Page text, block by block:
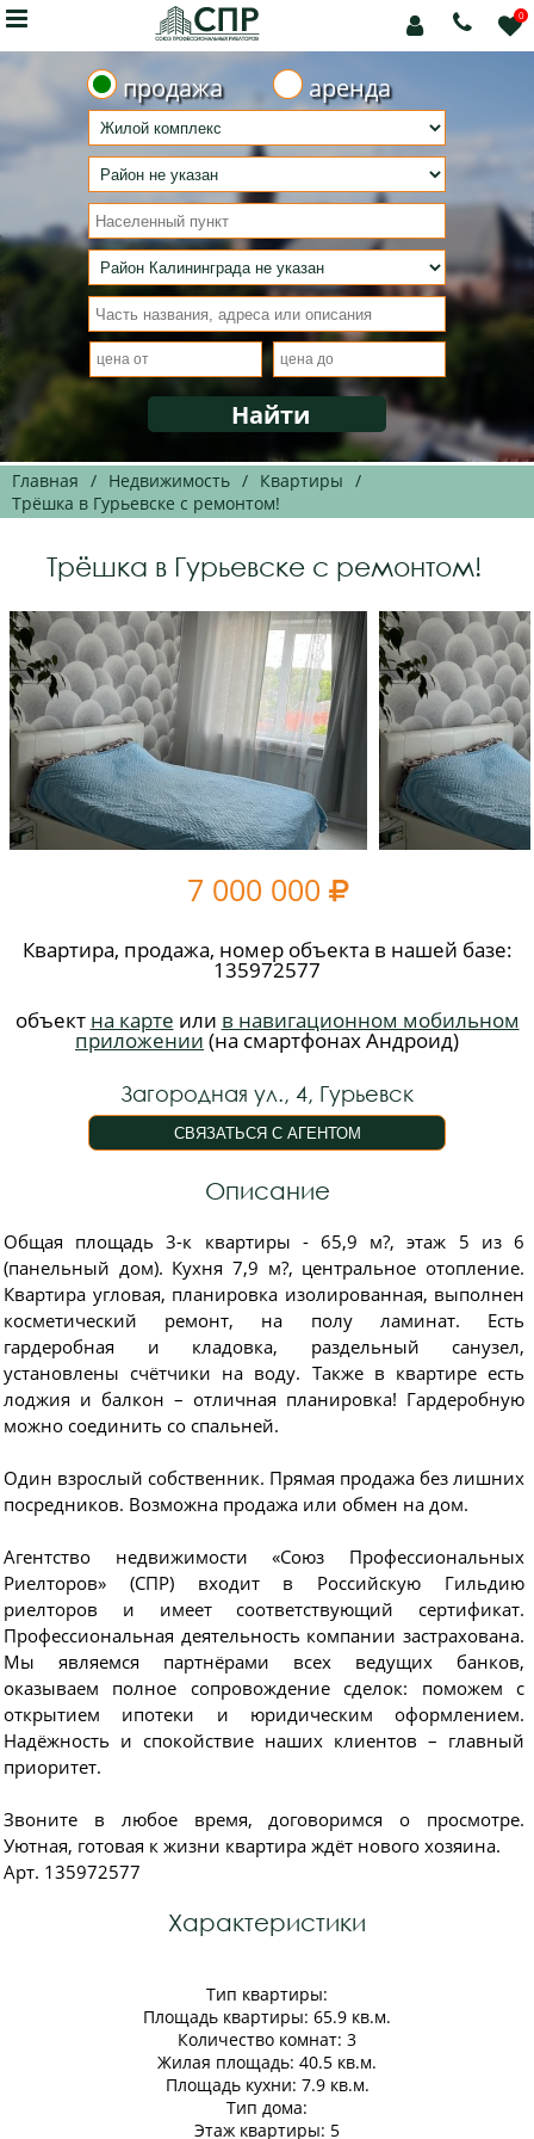
 0


продажа аренда
Главная / Недвижимость / Квартиры /
Трёшка в Гурьевске с ремонтом!
Трёшка в Гурьевске с ремонтом!
7 000 000 
Квартира, продажа, номер объекта в нашей базе:
135972577
объект на карте или в навигационном мобильном
приложении (на смартфонах Андроид)
Загородная ул., 4, Гурьевск
Описание
Общая площадь 3-к квартиры - 65,9 м?, этаж 5 из 6
(панельный дом). Кухня 7,9 м?, центральное отопление.
Квартира угловая, планировка изолированная, выполнен
косметический ремонт, на полу ламинат. Есть
гардеробная и кладовка, раздельный санузел,
установлены счётчики на воду. Также в квартире есть
лоджия и балкон – отличная планировка! Гардеробную
можно соединить со спальней.
Один взрослый собственник. Прямая продажа без лишних
посредников. Возможна продажа или обмен на дом.
Агентство недвижимости «Союз Профессиональных
Риелторов» (СПР) входит в Российскую Гильдию
риелторов и имеет соответствующий сертификат.
Профессиональная деятельность компании застрахована.
Мы являемся партнёрами всех ведущих банков,
оказываем полное сопровождение сделок: поможем с
открытием ипотеки и юридическим оформлением.
Надёжность и спокойствие наших клиентов – главный
приоритет.
Звоните в любое время, договоримся о просмотре.
Уютная, готовая к жизни квартира ждёт нового хозяина.
Арт. 135972577
Характеристики
Тип квартиры:
Площадь квартиры: 65.9 кв.м.
Количество комнат: 3
Жилая площадь: 40.5 кв.м.
Площадь кухни: 7.9 кв.м.
Тип дома:
Этаж квартиры: 5